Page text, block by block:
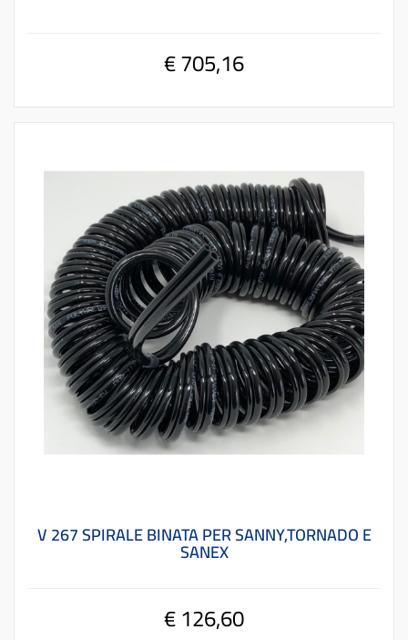
€ 705,16
V 267 SPIRALE BINATA PER SANNY,TORNADO E
SANEX
€ 126,60